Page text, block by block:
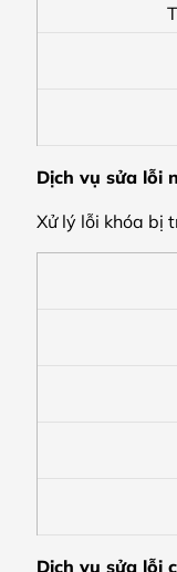
Dịch vụ sửa lỗi
Xử lý lỗi khóa bị
Dịch vụ sửa lỗi